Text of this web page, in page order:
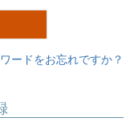
ードをお忘れですか？